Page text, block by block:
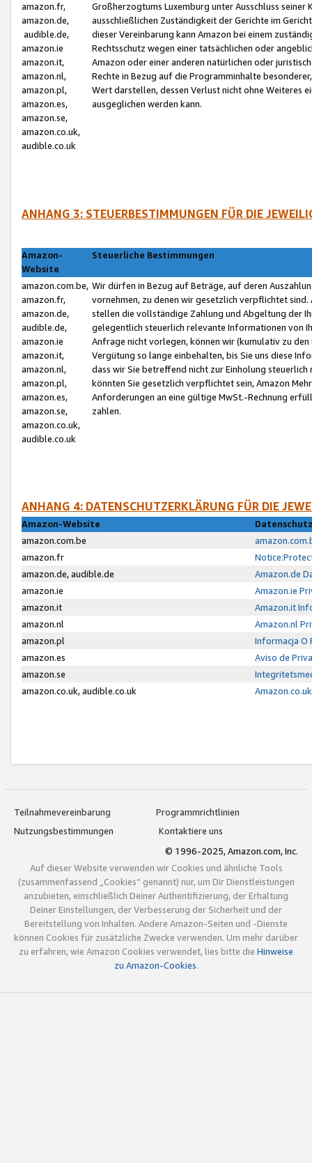
amazon.fr,
amazon.de,
audible.de,
amazon.ie
amazon.it,
amazon.nl,
amazon.pl,
amazon.es,
amazon.se,
amazon.co.uk,
audible.co.uk
Großherzogtums Luxemburg unter Ausschluss
ausschließlichen Zuständigkeit der Gerichte im
dieser Vereinbarung kann Amazon bei einem
Rechtsschutz wegen einer tatsächlichen oder
Amazon oder einer anderen natürlichen oder
Rechte in Bezug auf die Programminhalte
Wert darstellen, dessen Verlust nicht ohne Weiteres
ausgeglichen werden kann.
ANHANG 3: STEUERBESTIMMUNGEN FÜR DIE
Amazon-
Website
Steuerliche Bestimmungen
amazon.com.be,
amazon.fr,
amazon.de,
audible.de,
amazon.ie
amazon.it,
amazon.nl,
amazon.pl,
amazon.es,
amazon.se,
amazon.co.uk,
audible.co.uk
Wir dürfen in Bezug auf Beträge, auf deren
vornehmen, zu denen wir gesetzlich verpflichtet
stellen die vollständige Zahlung und Abgeltung der
gelegentlich steuerlich relevante Informationen von
Anfrage nicht vorlegen, können wir (kumulativ zu
Vergütung so lange einbehalten, bis Sie uns diese
dass wir Sie betreffend nicht zur Einholung
könnten Sie gesetzlich verpflichtet sein, Amazon
Anforderungen an eine gültige MwSt.-Rechnung
zahlen.
ANHANG 4: DATENSCHUTZERKLÄRUNG FÜR DIE
Amazon-Website
amazon.com.be
amazon.fr
amazon.de, audible.de
Amazon.de
amazon.ie
Amazon.ie
amazon.it
Amazon.it
amazon.nl
Amazon.nl
amazon.pl
Informacja O
amazon.es
Aviso de
amazon.se
amazon.co.uk, audible.co.uk
Teilnahmevereinbarung
Programmrichtlinien
Nutzungsbestimmungen
Kontaktiere uns
© 1996-2025, Amazon.com, Inc.
Auf dieser Website verwenden wir Cookies und ähnliche Tools
(zusammenfassend „Cookies“ genannt) nur, um Dir Dienstleistungen
anzubieten, einschließlich Deiner Authentifizierung, der Erhaltung
Deiner Einstellungen, der Verbesserung der Sicherheit und der
Bereitstellung von Inhalten. Andere Amazon-Seiten und -Dienste
können Cookies für zusätzliche Zwecke verwenden. Um mehr darüber
zu erfahren, wie Amazon Cookies verwendet, lies bitte die Hinweise
zu Amazon-Cookies.